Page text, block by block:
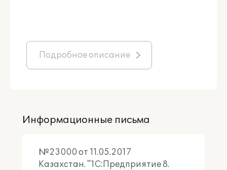
Подробное описание
Информационные письма
№23000 от 11.05.2017
Казахстан. "1С:Предприятие 8.